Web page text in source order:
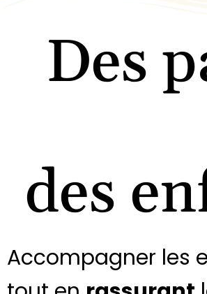
Des
des
Accompagner les